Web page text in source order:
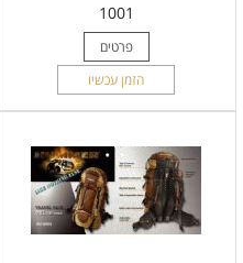
1001
פרטים
הזמן עכשיו